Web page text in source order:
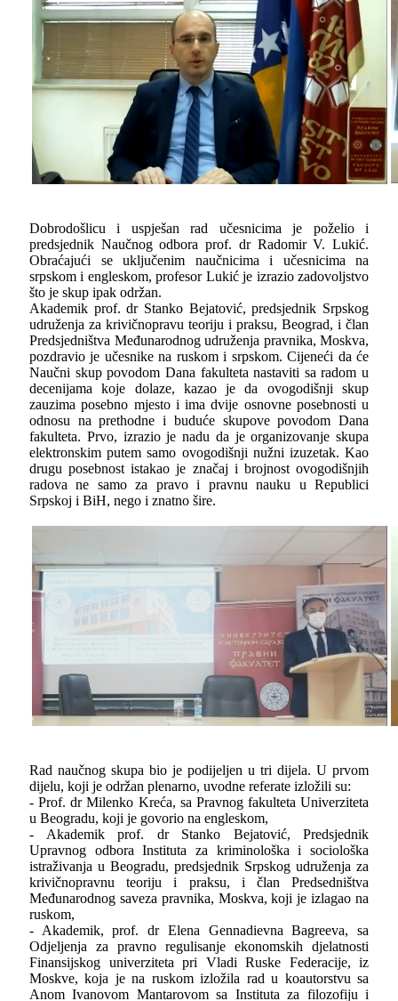
Dobrodošlicu i uspješan rad učesnicima je poželio i
predsjednik Naučnog odbora prof. dr Radomir V. Lukić.
Obraćajući se uklјučenim naučnicima i učesnicima na
srpskom i engleskom, profesor Lukić je izrazio zadovolјstvo
što je skup ipak održan.
Akademik prof. dr Stanko Bejatović, predsjednik Srpskog
udruženja za krivičnopravu teoriju i praksu, Beograd, i član
Predsjedništva Međunarodnog udruženja pravnika, Moskva,
pozdravio je učesnike na ruskom i srpskom. Cijeneći da će
Naučni skup povodom Dana fakulteta nastaviti sa radom u
decenijama koje dolaze, kazao je da ovogodišnji skup
zauzima posebno mjesto i ima dvije osnovne posebnosti u
odnosu na prethodne i buduće skupove povodom Dana
fakulteta. Prvo, izrazio je nadu da je organizovanje skupa
elektronskim putem samo ovogodišnji nužni izuzetak. Kao
drugu posebnost istakao je značaj i brojnost ovogodišnjih
radova ne samo za pravo i pravnu nauku u Republici
Srpskoj i BiH, nego i znatno šire.
Rad naučnog skupa bio je podijelјen u tri dijela. U prvom
dijelu, koji je održan plenarno, uvodne referate izložili su:
- Prof. dr Milenko Kreća, sa Pravnog fakulteta Univerziteta
u Beogradu, koji je govorio na engleskom,
- Akademik prof. dr Stanko Bejatović, Predsjednik
Upravnog odbora Instituta za kriminološka i sociološka
istraživanja u Beogradu, predsjednik Srpskog udruženja za
krivičnopravnu teoriju i praksu, i član Predsedništva
Međunarodnog saveza pravnika, Moskva, koji je izlagao na
ruskom,
- Akademik, prof. dr Elena Gennadievna Bagreeva, sa
Odjelјenja za pravno regulisanje ekonomskih djelatnosti
Finansijskog univerziteta pri Vladi Ruske Federacije, iz
Moskve, koja je na ruskom izložila rad u koautorstvu sa
Anom Ivanovom Mantarovom sa Instituta za filozofiju i